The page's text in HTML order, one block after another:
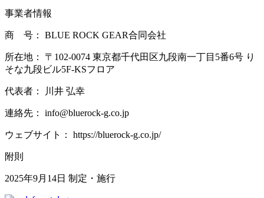
事業者情報
商 号： BLUE ROCK GEAR合同会社
所在地： 〒102-0074 東京都千代田区九段南一丁目5番6号 り
そな九段ビル5F-KSフロア
代表者： 川井 弘幸
連絡先： info@bluerock-g.co.jp
ウェブサイト： https://bluerock-g.co.jp/
附則
2025年9月14日 制定・施行